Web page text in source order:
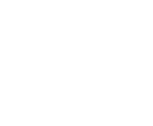
favoritos